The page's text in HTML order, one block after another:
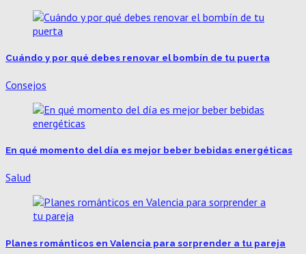
Cuándo y por qué debes renovar el bombín de tu puerta
Consejos
En qué momento del día es mejor beber bebidas energéticas
Salud
Planes románticos en Valencia para sorprender a tu pareja